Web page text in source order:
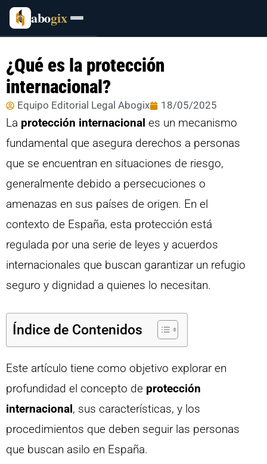
abogix
¿Qué es la protección
internacional?
Equipo Editorial Legal Abogix 18/05/2025
La protección internacional es un mecanismo
fundamental que asegura derechos a personas
que se encuentran en situaciones de riesgo,
generalmente debido a persecuciones o
amenazas en sus países de origen. En el
contexto de España, esta protección está
regulada por una serie de leyes y acuerdos
internacionales que buscan garantizar un refugio
seguro y dignidad a quienes lo necesitan.
Índice de Contenidos
Este artículo tiene como objetivo explorar en
profundidad el concepto de protección
internacional, sus características, y los
procedimientos que deben seguir las personas
que buscan asilo en España.